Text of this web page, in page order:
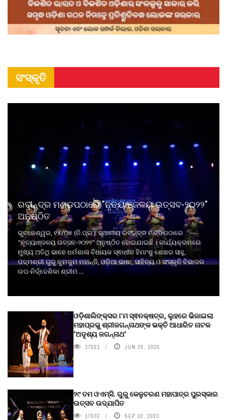
ସଂସ୍କୃତି
ରବୀନ୍ଦ୍ର ମଣ୍ଡପଠାରେ "ନୃତ୍ୟାଞ୍ଜଳୟ ଉତ୍ସବ-୨୦୨୨"
ଅନୁଷ୍ଠିତ
ଭୁବନେଶ୍ୱର, ୧୫/୦୫ (ନି.ପ୍ର.): ସ୍ଥାନୀୟ ରବୀନ୍ଦ୍ର ମଣ୍ଡପଠାରେ
"ନୃତ୍ୟାଞ୍ଜଳୟ ଉତ୍ସବ-୨୦୨୨" ଅନୁଷ୍ଠିତ ହୋଇଯାଇଛି । କାର୍ଯ୍ୟକ୍ରମରେ
ମୁଖ୍ୟ ଅତିଥି ଭାବେ ଧର୍ମଶାଳା ବିଧାୟକ ସ୍ଵାଧୀନ ହିମାଂଶୁ ଶେଖର ସାହୁ,
ପଦ୍ମଶ୍ରୀ ଗୁରୁ କୁମକୁମ ମହାନ୍ତି, ଓଡ଼ିଆ ଭାଷା, ସାହିତ୍ୟ ଓ ସଂସ୍କୃତି ବିଭାଗର
ଉପ-ନିର୍ଦ୍ଦେଶିକା ଶ୍ରୀମ ...
ଓଡ଼ିଶାଲିଙ୍କ୍ସର ୮ମ ସ୍ଵନକ୍ଷତ୍ର, ଲୁହରେ ଭିଜାଇଲା
ମହାପ୍ରଭୁ ଶ୍ରୀଜଗନ୍ନାଥଙ୍କ ଭକ୍ତି ଆଧାରିତ ନାଟକ
‘ଅଦୃଶ୍ୟ ଜଗନ୍ନାଥ‘
17021 JUN 25, 2025
୨୯ ତମ ଓଏମ୍‌ସି. ଗୁରୁ କେଳୁଚରଣ ମହାପାତ୍ର ପୁରସ୍କାର
ଉତ୍ସବ ଉଦ୍‍ଯାପିତ
17632 SEP 10, 2023